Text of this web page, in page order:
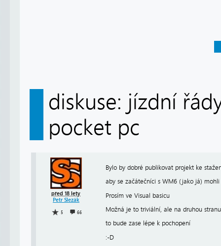
diskuse: jízdní
pocket pc
před 18 lety
Petr Slezák
5 66
Bylo by dobré publikovat projekt ke
aby se začátečníci s WM6 (jako já)
Prosím ve Visual basicu
Možná je to triviální, ale na druhou stranu
to bude zase lépe k pochopení
:-D